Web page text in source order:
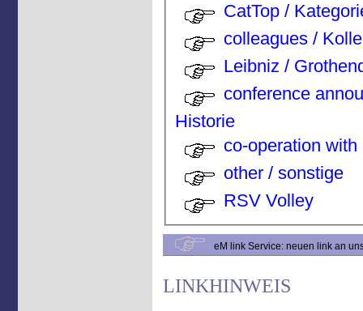
CatTop /
colleagues /
Leibniz /
conference
Historie
co-operation
other / sonstige
RSV Volley
eM link Service: neuen link an
LINKHINWEIS